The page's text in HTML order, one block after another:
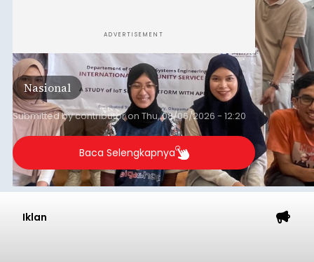
ADVERTISEMENT
Nasional
Submitted bycontributoron Thu, 08/06/2026 - 12:20
Baca Selengkapnya
Iklan